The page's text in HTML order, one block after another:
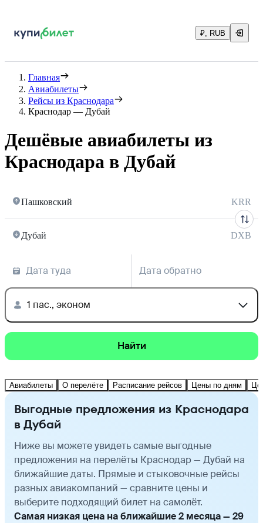
₽, RUB
Главная
Авиабилеты
Рейсы из Краснодара
Краснодар — Дубай
Дешёвые авиабилеты из
Краснодара в Дубай
Пашковский KRR
Дубай DXB
Дата туда Дата обратно
1 пас., эконом
Найти
Авиабилеты О перелёте Расписание рейсов Цены по дням
Выгодные предложения из Краснодара
в Дубай
Ниже вы можете увидеть самые выгодные
предложения на перелёты Краснодар — Дубай на
ближайшие даты. Прямые и стыковочные рейсы
разных авиакомпаний — сравните цены и
выберите подходящий билет на самолёт.
Самая низкая цена на ближайшие 2 месяца — 29